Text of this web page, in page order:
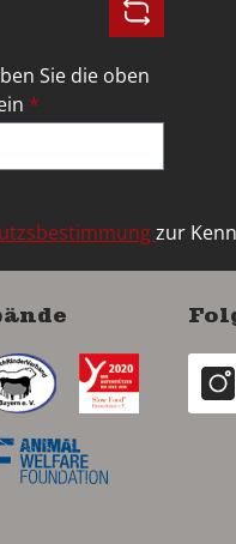
Sie die oben
*
zur